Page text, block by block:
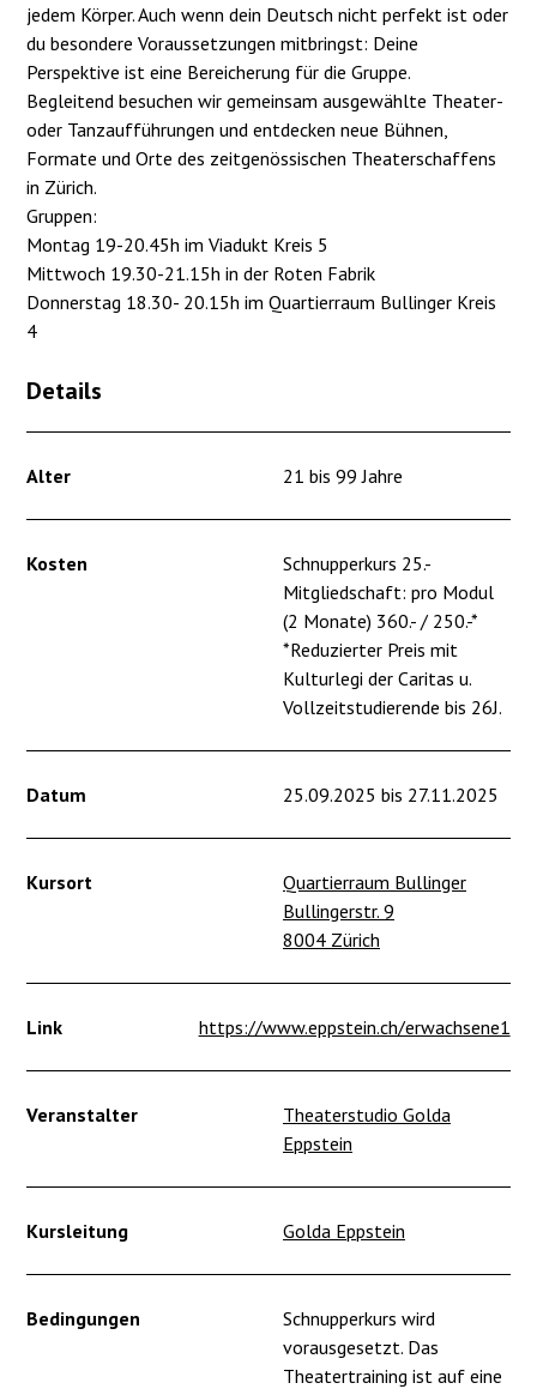
jedem Körper. Auch wenn dein Deutsch nicht perfekt ist oder
du besondere Voraussetzungen mitbringst: Deine
Perspektive ist eine Bereicherung für die Gruppe.
Begleitend besuchen wir gemeinsam ausgewählte Theater-
oder Tanzaufführungen und entdecken neue Bühnen,
Formate und Orte des zeitgenössischen Theaterschaffens
in Zürich.
Gruppen:
Montag 19-20.45h im Viadukt Kreis 5
Mittwoch 19.30-21.15h in der Roten Fabrik
Donnerstag 18.30- 20.15h im Quartierraum Bullinger Kreis
4
Details
Alter 21 bis 99 Jahre
Kosten
Schnupperkurs 25.-
Mitgliedschaft: pro Modul
(2 Monate) 360.- / 250.-*
*Reduzierter Preis mit
Kulturlegi der Caritas u.
Vollzeitstudierende bis 26J.
Datum 25.09.2025 bis 27.11.2025
Kursort
Quartierraum Bullinger
Bullingerstr. 9
8004 Zürich
Link https://www.eppstein.ch/erwachsene1
Veranstalter
Theaterstudio Golda
Eppstein
Kursleitung Golda Eppstein
Bedingungen
Schnupperkurs wird
vorausgesetzt. Das
Theatertraining ist auf eine